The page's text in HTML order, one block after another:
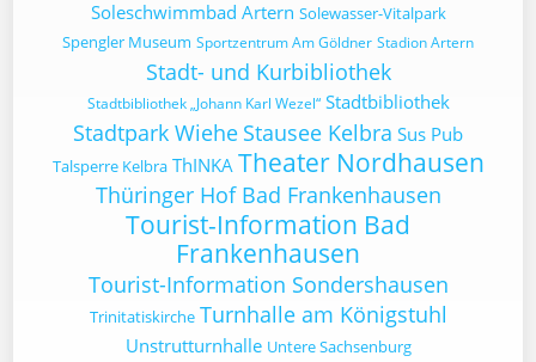
Soleschwimmbad Artern Solewasser-Vitalpark
Spengler Museum Sportzentrum Am Göldner Stadion Artern
Stadt- und Kurbibliothek
Stadtbibliothek „Johann Karl Wezel“ Stadtbibliothek
Stadtpark Wiehe Stausee Kelbra Sus Pub
Talsperre Kelbra ThINKA Theater Nordhausen
Thüringer Hof Bad Frankenhausen
Tourist-Information Bad
Frankenhausen
Tourist-Information Sondershausen
Trinitatiskirche Turnhalle am Königstuhl
Unstrutturnhalle Untere Sachsenburg